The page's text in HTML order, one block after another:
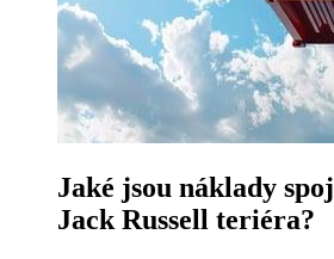
Jaké jsou náklady
Jack Russell teriéra?